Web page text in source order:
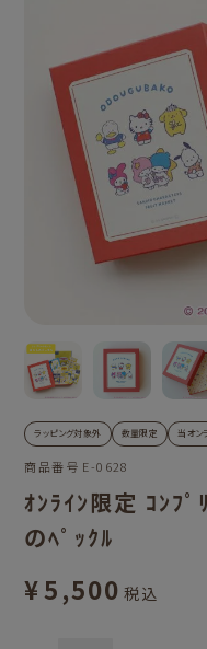
ラッピング対象外 数量限定 当オン
商品番号 E-0628
ｵﾝﾗｲﾝ限定 ｺﾝﾌﾟ
のﾍﾟｯｸﾙ
¥5,500 税込